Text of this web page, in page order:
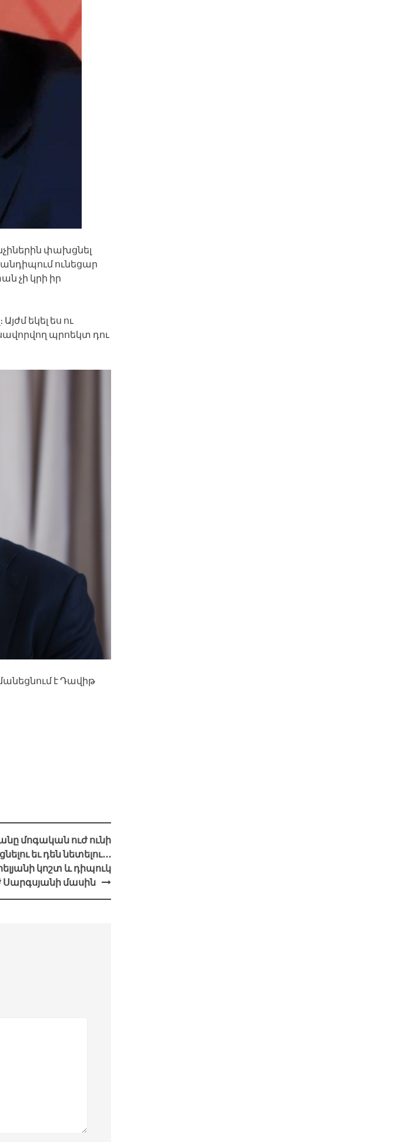
փախցնել
ունեցար
չի կրի իր
եկել ես ու
պրոեկտ դու
է Դավիթ
մոգական ուժ ունի
եւ դեն նետելու․․․
կոշտ և դիպուկ
մասին